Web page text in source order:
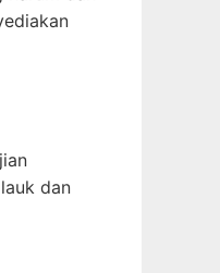
dan